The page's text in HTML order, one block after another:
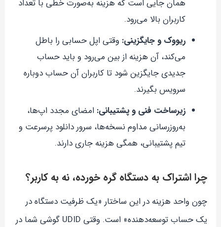
همان جایی است که هزینه به‌صورت خطی با تعداد
کاربران بالا می‌رود.
ریووک و جایگزینی: وقتی اپل حسابی را باطل
می‌کند، آن هزینه از بین می‌رود و باید حساب
جدیدی جایگزین شود تا کاربران آن حساب دوباره
سرویس بگیرند.
زیرساخت فنی و پشتیبانی: امضای مجدد اپ‌ها،
به‌روزرسانی مداوم نسخه‌ها، سرور دانلود پرسرعت و
تیم پشتیبانی، همگی هزینه جاری دارند.
چرا اشتراک به دستگاه گره خورده، نه به کاربر؟
چون واحد هزینه در این ساختار «یک ظرفیت دستگاه در
یک حساب توسعه‌دهنده» است. وقتی UDID گوشی شما در